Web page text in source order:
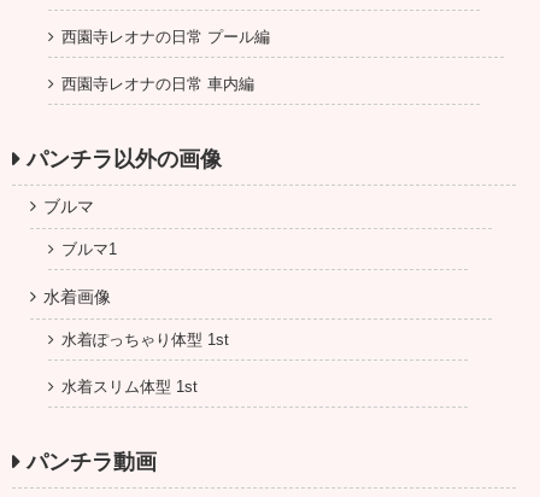
西園寺レオナの日常 プール編
西園寺レオナの日常 車内編
パンチラ以外の画像
ブルマ
ブルマ1
水着画像
水着ぽっちゃり体型 1st
水着スリム体型 1st
パンチラ動画